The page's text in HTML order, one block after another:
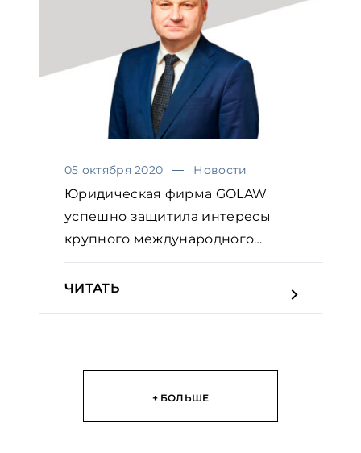
05 октября 2020 Новости
Юридическая фирма GOLAW
успешно защитила интересы
крупного международного
ритейл...
ЧИТАТЬ
+ БОЛЬШЕ